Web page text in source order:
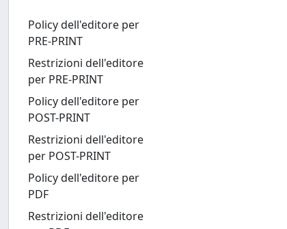
Policy dell'editore per
PRE-PRINT
Restrizioni dell'editore
per PRE-PRINT
Policy dell'editore per
POST-PRINT
Restrizioni dell'editore
per POST-PRINT
Policy dell'editore per
PDF
Restrizioni dell'editore